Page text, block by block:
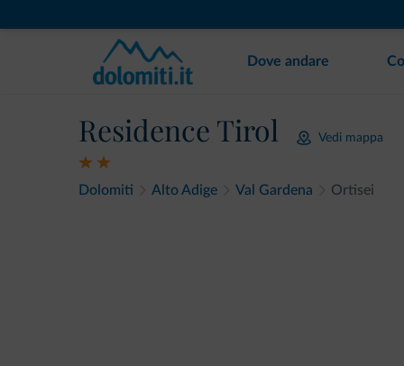
Dove andare
Residence Tirol Vedi mappa
Dolomiti Alto Adige Val Gardena Ortisei